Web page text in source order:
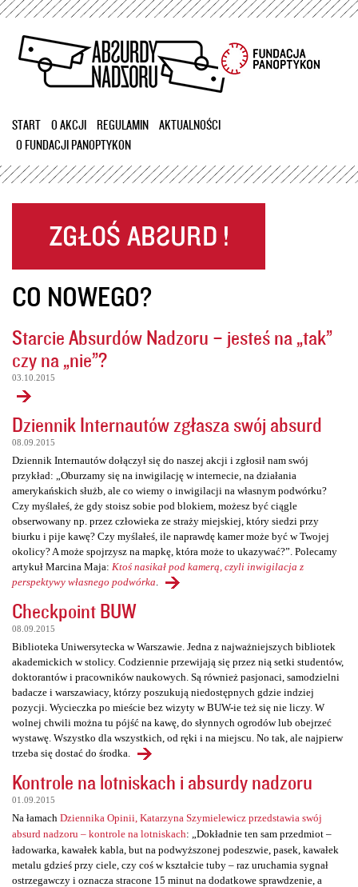
Przejdź
treści
START O AKCJI REGULAMIN
AKTUALNOŚCI
O FUNDACJI PANOPTYKON
CO NOWEGO?
Starcie Absurdów Nadzoru – jesteś na „tak”
czy na „nie”?
03.10.2015
Dziennik Internautów zgłasza swój absurd
08.09.2015
Dziennik Internautów dołączył się do naszej akcji i zgłosił nam swój
przykład: „Oburzamy się na inwigilację w internecie, na działania
amerykańskich służb, ale co wiemy o inwigilacji na własnym podwórku?
Czy myślałeś, że gdy stoisz sobie pod blokiem, możesz być ciągle
obserwowany np. przez człowieka ze straży miejskiej, który siedzi przy
biurku i pije kawę? Czy myślałeś, ile naprawdę kamer może być w Twojej
okolicy? A może spojrzysz na mapkę, która może to ukazywać?”. Polecamy
artykuł Marcina Maja: Ktoś nasikał pod kamerą, czyli inwigilacja z
perspektywy własnego podwórka
Checkpoint BUW
08.09.2015
Biblioteka Uniwersytecka w Warszawie. Jedna z najważniejszych bibliotek
akademickich w stolicy. Codziennie przewijają się przez nią setki studentów,
doktorantów i pracowników naukowych. Są również pasjonaci, samodzielni
badacze i warszawiacy, którzy poszukują niedostępnych gdzie indziej
pozycji. Wycieczka po mieście bez wizyty w BUW-ie też się nie liczy. W
wolnej chwili można tu pójść na kawę, do słynnych ogrodów lub obejrzeć
wystawę. Wszystko dla wszystkich, od ręki i na miejscu. No tak, ale najpierw
trzeba się dostać do środka.
Kontrole na lotniskach i absurdy nadzoru
01.09.2015
Na łamach Dziennika Opinii, Katarzyna Szymielewicz przedstawia swój
absurd nadzoru – kontrole na lotniskach: „Dokładnie ten sam przedmiot –
ładowarka, kawałek kabla, but na podwyższonej podeszwie, pasek, kawałek
metalu gdzieś przy ciele, czy coś w kształcie tuby – raz uruchamia sygnał
ostrzegawczy i oznacza stracone 15 minut na dodatkowe sprawdzenie, a